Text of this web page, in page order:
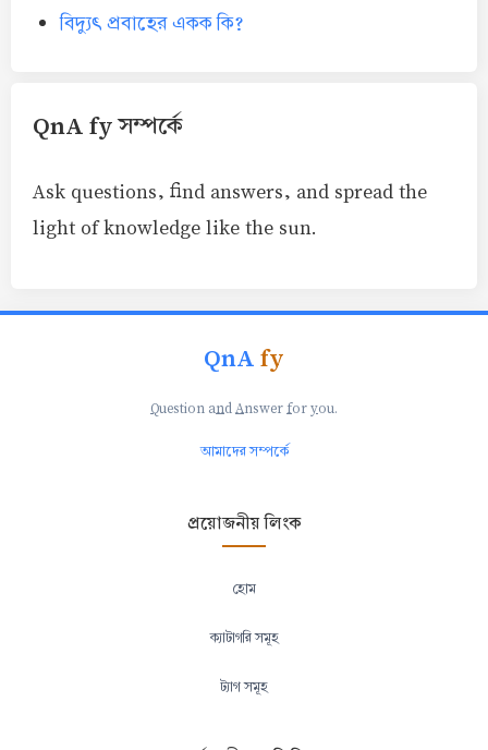
বিদ্যুৎ প্রবাহের একক কি?
QnA fy সম্পর্কে
Ask questions, find answers, and spread the
light of knowledge like the sun.
QnAfy
Question andAnswer foryou.
আমাদের সম্পর্কে
প্রয়োজনীয় লিংক
হোম
ক্যাটাগরি সমূহ
ট্যাগ সমূহ